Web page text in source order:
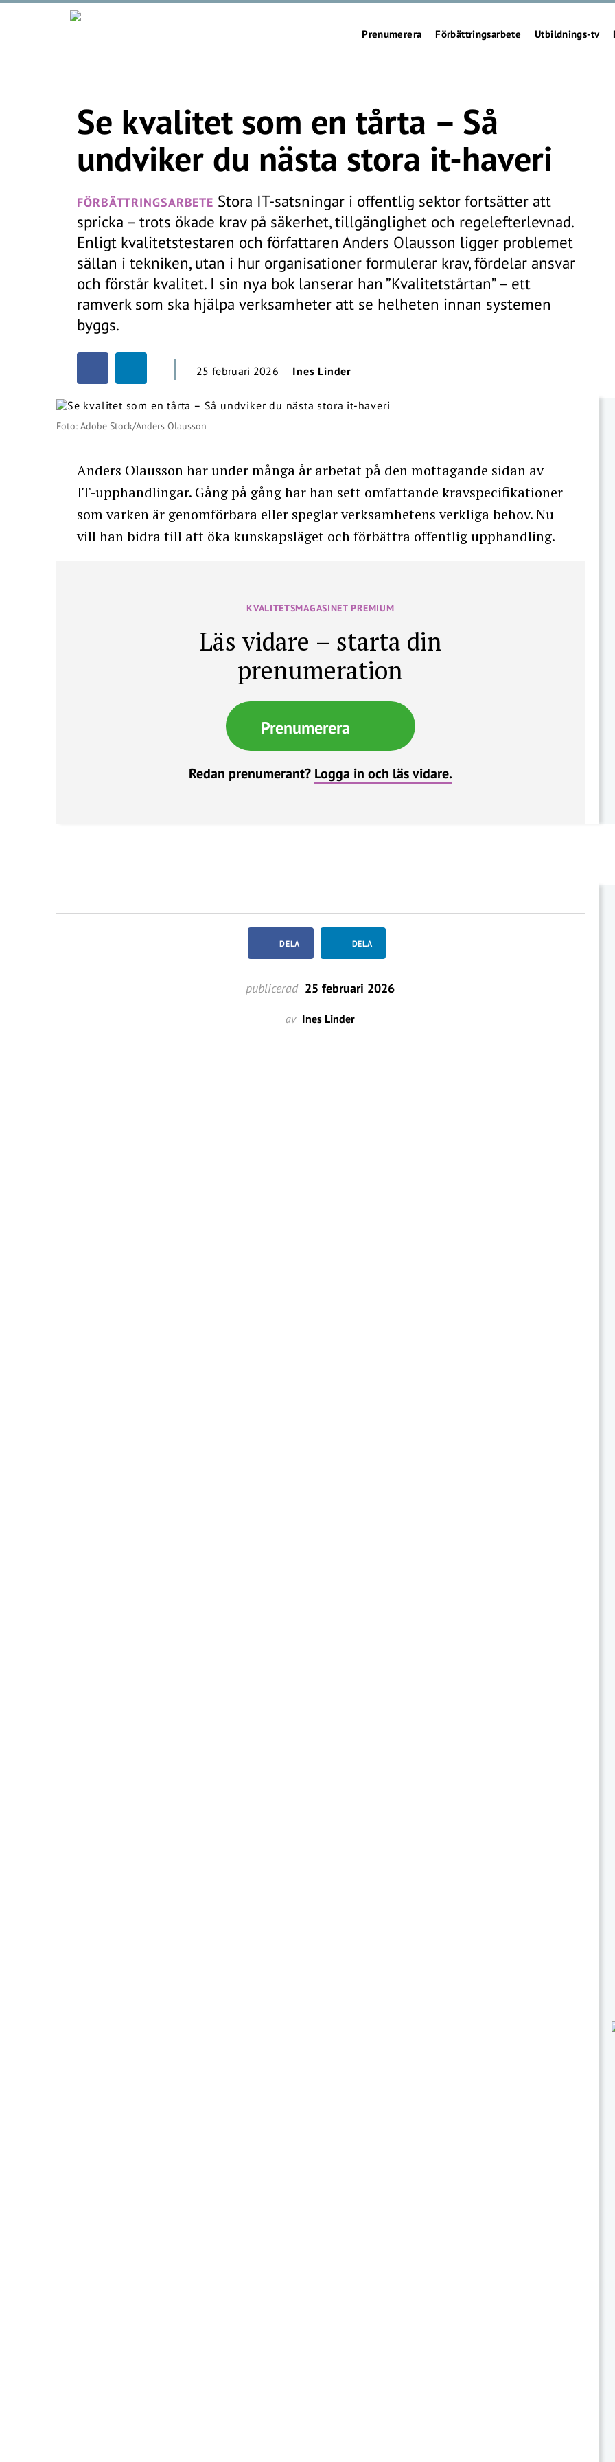
Prenumerera Förbättringsarbete Utbildnings-tv
Se kvalitet som en tårta – Så
undviker du nästa stora it-haveri
FÖRBÄTTRINGSARBETE Stora IT-satsningar i offentlig sektor fortsätter att
spricka – trots ökade krav på säkerhet, tillgänglighet och regelefterlevnad.
Enligt kvalitetstestaren och författaren Anders Olausson ligger problemet
sällan i tekniken, utan i hur organisationer formulerar krav, fördelar ansvar
och förstår kvalitet. I sin nya bok lanserar han ”Kvalitetstårtan” – ett
ramverk som ska hjälpa verksamheter att se helheten innan systemen
byggs.
25 februari 2026 Ines Linder
Foto: Adobe Stock/Anders Olausson
Anders Olausson har under många år arbetat på den mottagande sidan av
IT-upphandlingar. Gång på gång har han sett omfattande kravspecifikationer
som varken är genomförbara eller speglar verksamhetens verkliga behov. Nu
vill han bidra till att öka kunskapsläget och förbättra offentlig upphandling.
KVALITETSMAGASINET PREMIUM
Läs vidare – starta din
prenumeration
Prenumerera
Redan prenumerant? Logga in och läs vidare.
DELA DELA
publicerad 25 februari 2026
av Ines Linder